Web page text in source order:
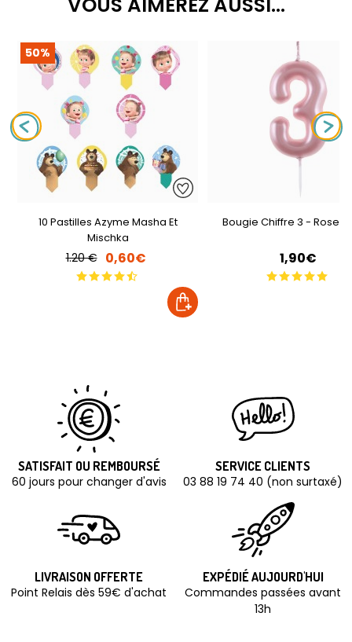
50%
10 Pastilles Azyme Masha Et
Mischka
1.20 € 0,60€
Bougie Chiffre 3 - Rose
1,90€
SATISFAIT OU REMBOURSÉ
60 jours pour changer d'avis
SERVICE CLIENTS
03 88 19 74 40 (non surtaxé)
LIVRAISON OFFERTE
Point Relais dès 59€ d'achat
EXPÉDIÉ AUJOURD'HUI
Commandes passées avant
13h